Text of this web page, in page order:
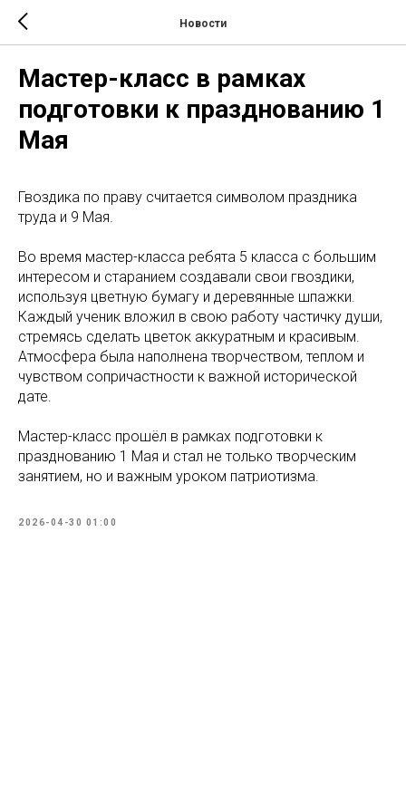
Новости
Мастер-класс в рамках
подготовки к празднованию 1
Мая
Гвоздика по праву считается символом праздника
труда и 9 Мая.
Во время мастер-класса ребята 5 класса с большим
интересом и старанием создавали свои гвоздики,
используя цветную бумагу и деревянные шпажки.
Каждый ученик вложил в свою работу частичку души,
стремясь сделать цветок аккуратным и красивым.
Атмосфера была наполнена творчеством, теплом и
чувством сопричастности к важной исторической
дате.
Мастер-класс прошёл в рамках подготовки к
празднованию 1 Мая и стал не только творческим
занятием, но и важным уроком патриотизма.
2026-04-30 01:00